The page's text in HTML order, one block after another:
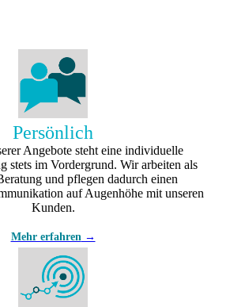
Persönlich
Angebote steht eine individuelle
stets im Vordergrund. Wir arbeiten als
und pflegen dadurch einen
auf Augenhöhe mit unseren
Kunden.
Mehr erfahren→